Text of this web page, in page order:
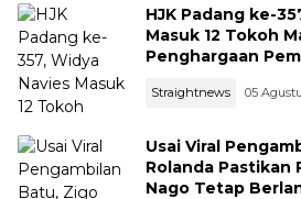
HJK Padang ke-
Masuk 12 Tokoh
Penghargaan
Straightnews 05
Usai Viral
Rolanda Pastikan
Nago Tetap